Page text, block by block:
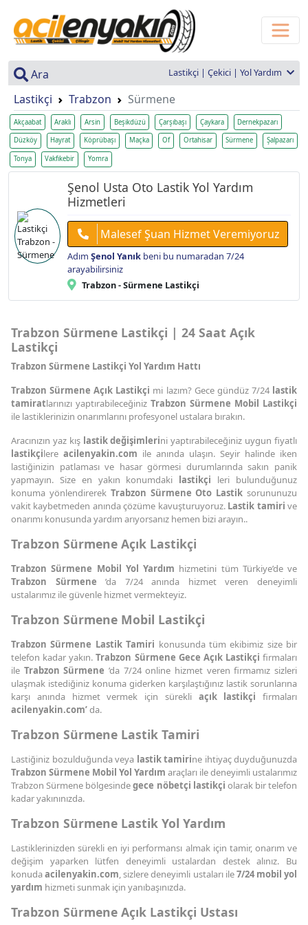
Ara Lastikçi | Çekici | Yol Yardım
Lastikçi Trabzon Sürmene
Akçaabat Araklı Arsin Beşikdüzü Çarşıbaşı Çaykara Dernekpazarı
Düzköy Hayrat Köprübaşı Maçka Of Ortahisar Sürmene Şalpazarı
Tonya Vakfıkebir Yomra
Şenol Usta Oto Lastik Yol Yardım
Hizmetleri
Malesef Şuan Hizmet Veremiyoruz
Adım Şenol Yanıkbeni bu numaradan 7/24
arayabilirsiniz
Trabzon - Sürmene Lastikçi
Trabzon Sürmene Lastikçi | 24 Saat Açık
Lastikçi
Trabzon Sürmene Lastikçi Yol Yardım Hattı
Trabzon Sürmene Açık Lastikçi mi lazım? Gece gündüz 7/24 lastik
tamiratlarınızı yaptırabileceğiniz Trabzon Sürmene Mobil Lastikçi
ile lastiklerinizin onarımlarını profesyonel ustalara bırakın.
Aracınızın yaz kış lastik değişimlerini yaptırabileceğiniz uygun fiyatlı
lastikçilere acilenyakin.com ile anında ulaşın. Seyir halinde iken
lastiğinizin patlaması ve hasar görmesi durumlarında sakın panik
yapmayın. Size en yakın konumdaki lastikçi leri bulunduğunuz
konuma yönlendirerek Trabzon Sürmene Oto Lastik sorununuzu
vakit kaybetmeden anında çözüme kavuşturuyoruz. Lastik tamiri ve
onarımı konusunda yardım arıyorsanız hemen bizi arayın..
Trabzon Sürmene Açık Lastikçi
Trabzon Sürmene Mobil Yol Yardım hizmetini tüm Türkiye’de ve
Trabzon Sürmene’da 7/24 anında hizmet veren deneyimli
ustalarımız ile güvenle hizmet vermekteyiz.
Trabzon Sürmene Mobil Lastikçi
Trabzon Sürmene Lastik Tamiri konusunda tüm ekibimiz size bir
telefon kadar yakın.Trabzon Sürmene Gece Açık Lastikçi firmaları
ile Trabzon Sürmene’da 7/24 online hizmet veren firmamız sizleri
ulaşmak istediğiniz konuma giderken karşılaştığınız lastik sorunlarına
karşı anında hizmet vermek için sürekli açık lastikçi firmaları
acilenyakin.com’da.
Trabzon Sürmene Lastik Tamiri
Lastiğiniz bozulduğunda veya lastik tamirine ihtiyaç duyduğunuzda
Trabzon Sürmene Mobil Yol Yardım araçları ile deneyimli ustalarımız
Trabzon Sürmene bölgesindegece nöbetçi lastikçi olarak bir telefon
kadar yakınınızda.
Trabzon Sürmene Lastik Yol Yardım
Lastiklerinizden sürekli en iyi performansı almak için tamir, onarım ve
değişim yaparken lütfen deneyimli ustalardan destek alınız. Bu
konudaacilenyakin.com , sizlere deneyimli ustaları ile7/24 mobil yol
yardım hizmeti sunmak için yanıbaşınızda.
Trabzon Sürmene Açık Lastikçi Ustası